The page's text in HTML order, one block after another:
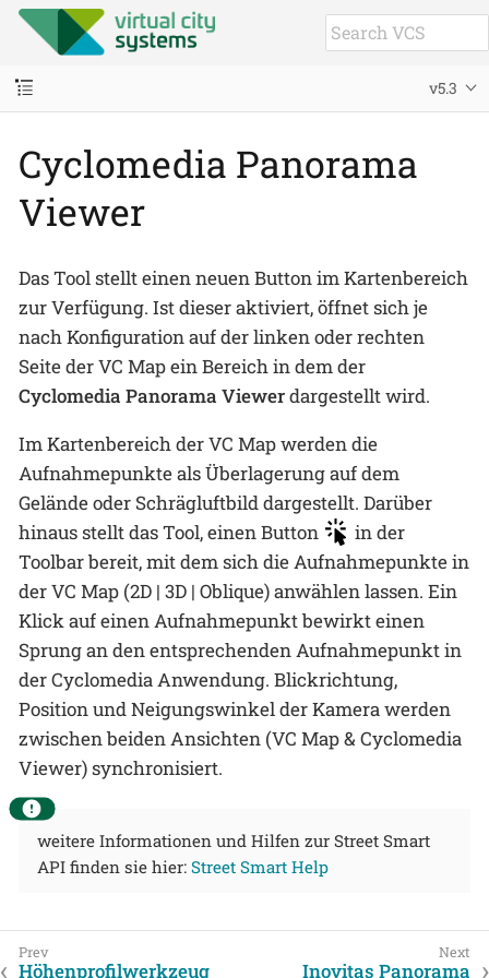
v5.3
Cyclomedia Panorama
Viewer
Das Tool stellt einen neuen Button im Kartenbereich
zur Verfügung. Ist dieser aktiviert, öffnet sich je
nach Konfiguration auf der linken oder rechten
Seite der VC Map ein Bereich in dem der
Cyclomedia Panorama Viewerdargestellt wird.
Im Kartenbereich der VC Map werden die
Aufnahmepunkte als Überlagerung auf dem
Gelände oder Schrägluftbild dargestellt. Darüber
hinaus stellt das Tool, einen Button
in der
Toolbar bereit, mit dem sich die Aufnahmepunkte in
der VC Map (2D | 3D | Oblique) anwählen lassen. Ein
Klick auf einen Aufnahmepunkt bewirkt einen
Sprung an den entsprechenden Aufnahmepunkt in
der Cyclomedia Anwendung. Blickrichtung,
Position und Neigungswinkel der Kamera werden
zwischen beiden Ansichten (VC Map & Cyclomedia
Viewer) synchronisiert.
weitere Informationen und Hilfen zur Street Smart
API finden sie hier: Street Smart Help
Höhenprofilwerkzeug Inovitas Panorama